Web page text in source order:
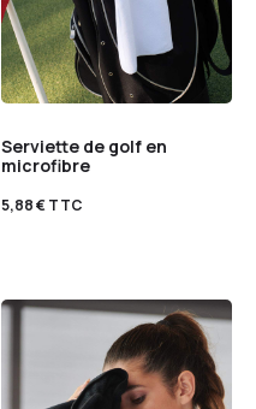
Serviette de golf en
microfibre
5,88€TTC